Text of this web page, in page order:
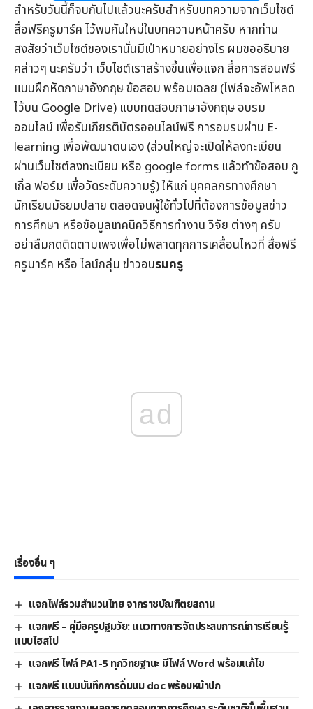
สำหรับวันนี้ก็จบกันไปแล้วนะครับสำหรับบทความจากเว็บไซต์
สื่อฟรีครูมาร์คไว้พบกันใหม่ในบทความหน้าครับ หากท่าน
สงสัยว่าเว็บไซต์ของเรานั่นมีเป้าหมายอย่างไร ผมขออธิบาย
คล่าวๆ นะครับว่า เว็บไซต์เราสร้างขึ้นเพื่อแจก สื่อการสอนฟรี
แบบฝึกหัดภาษาอังกฤษข้อสอบพร้อมเฉลย (ไฟล์จะอัพโหลด
ไว้บน Google Drive) แบบทดสอบภาษาอังกฤษอบรม
ออนไลน์ เพื่อรับเกียรติบัตรออนไลน์ฟรี การอบรมผ่าน E-
learning เพื่อพัฒนาตนเอง (ส่วนใหญ่จะเปิดให้ลงทะเบียน
ผ่านเว็บไซต์ลงทะเบียน หรือ google forms แล้วทำข้อสอบ กู
เกิ้ล ฟอร์ม เพื่อวัดระดับความรู้) ให้แก่ บุคคลกรทางศึกษา
นักเรียนมัธยมปลาย ตลอดจนผู้ใช้ทั่วไปที่ต้องการข้อมูลข่าว
การศึกษา หรือข้อมูลเทคนิควิธีการทำงาน วิจัย ต่างๆ ครับ
อย่าลืมกดติดตามเพจเพื่อไม่พลาดทุกการเคลื่อนไหวที่ สื่อฟรี
ครูมาร์ค หรือ ไลน์กลุ่มข่าวอบรมครู
ad
เรื่องอื่น ๆ
แจกไฟล์รวมสำนวนไทย จากราชบัณฑิตยสถาน
แจกฟรี – คู่มือครูปฐมวัย: แนวทางการจัดประสบการณ์การเรียนรู้
แบบไฮสโป
แจกฟรี ไฟล์ PA1-5 ทุกวิทยฐานะ มีไฟล์ Word พร้อมแก้ไข
แจกฟรี แบบบันทึกการดื่มนม doc พร้อมหน้าปก